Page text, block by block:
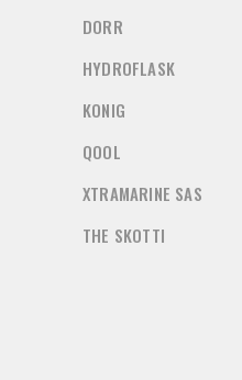
DORR
HYDROFLASK
KONIG
QOOL
XTRAMARINE SAS
THE SKOTTI